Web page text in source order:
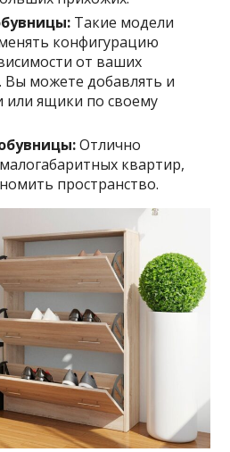
Такие модели
конфигурацию
от ваших
Вы можете добавлять и
или ящики по своему
Отлично
квартир,
пространство.